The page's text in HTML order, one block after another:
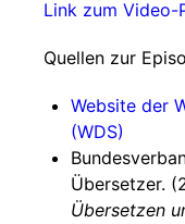
Link zum Video-
Quellen zur
Website der
(WDS)
Übersetzer.
Übersetzen